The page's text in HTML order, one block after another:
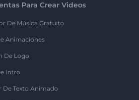
Para Crear Videos
De Música Gratuito
Animaciones
De Logo
Intro
De Texto Animado